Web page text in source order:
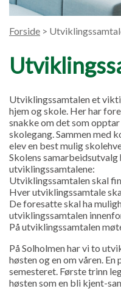
Forside >
Utviklingssamtalen et
hjem og skole. Her har
snakke om det som
skolegang. Sammen med
elev en best mulig
Skolens
utviklingssamtalene:
Utviklingssamtalen skal
Hver utviklingssamtale
De foresatte skal ha
utviklingssamtalen
På utviklingssamtalen
På Solholmen har vi to
høsten og en om våren.
semesteret. Første trinn
høsten som en bli kjent-